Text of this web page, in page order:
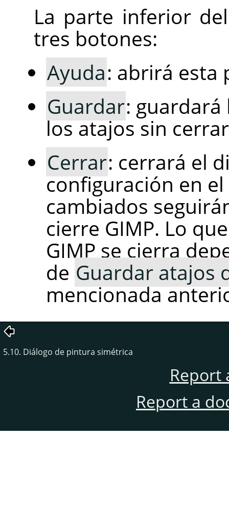
La parte inferior
tres botones:
Ayuda: abrirá esta
Guardar:
los atajos sin
Cerrar: cerrará el
configuración en
cambiados
cierre GIMP. Lo
GIMP se cierra
de Guardar atajos
mencionada
5.10. Diálogo de pintura simétrica
Report
Report a